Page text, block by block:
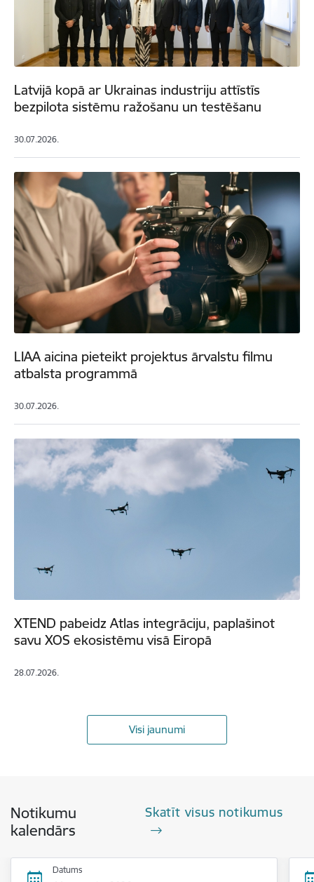
Latvijā kopā ar Ukrainas industriju attīstīs
bezpilota sistēmu ražošanu un testēšanu
30.07.2026.
LIAA aicina pieteikt projektus ārvalstu filmu
atbalsta programmā
30.07.2026.
XTEND pabeidz Atlas integrāciju, paplašinot
savu XOS ekosistēmu visā Eiropā
28.07.2026.
Visi jaunumi
Notikumu
kalendārs
Skatīt visus notikumus
Datums